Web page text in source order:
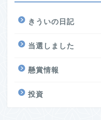
きういの日記
当選しました
懸賞情報
投資